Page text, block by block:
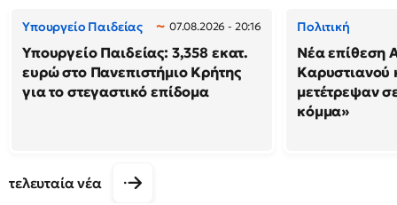
Υπουργείο Παιδείας 07.08.2026 - 20:16
Υπουργείο Παιδείας: 3,358 εκατ.
ευρώ στο Πανεπιστήμιο Κρήτης
για το στεγαστικό επίδομα
Πολιτική
Νέα επίθεση
Καρυστιανού
μετέτρεψαν
κόμμα»
τελευταία νέα